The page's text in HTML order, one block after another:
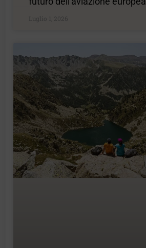
Luglio 1, 2026